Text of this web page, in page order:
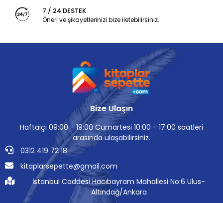
7 / 24 DESTEK
Öneri ve şikayetlerinizi bize iletebilirsiniz.
Bize Ulaşın
Haftaiçi 09:00 - 19:00 Cumartesi 10:00 - 17:00 saatleri
arasında ulaşabilirsiniz.
0312 419 72 18
kitaplarsepette@gmail.com
İstanbul Caddesi Hacıbayram Mahallesi No:6 Ulus-
Altındağ/Ankara